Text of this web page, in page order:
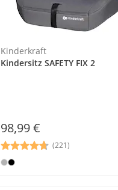
Kinderkraft
Kindersitz SAFETY FIX 2
98,99 €
(221)